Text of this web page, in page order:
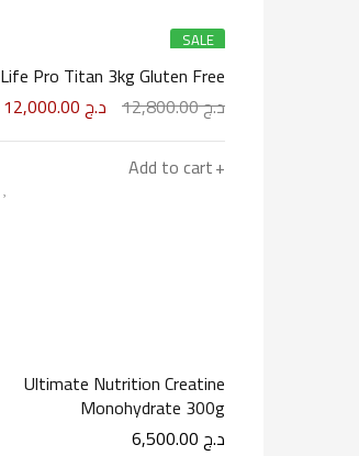
SALE
Life Pro Titan 3kg Gluten Free
د.ج12,800.00 د.ج
Add to cart
Ultimate Nutrition Creatine
Monohydrate 300g
د.ج